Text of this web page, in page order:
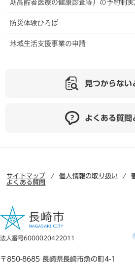
期高齢者医療の健康診査等）の予約制
防災体験ひろば
地域生活支援事業の申請
見つからない
よくある質問
サイトマップ 個人情報の取り扱い
よくある質問
法人番号6000020422011
〒850-8685 長崎県長崎市魚の町4-1